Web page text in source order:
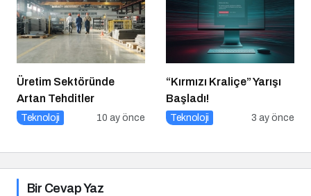
Üretim Sektöründe
Artan Tehditler
Teknoloji 10 ay önce
“Kırmızı Kraliçe” Yarışı
Başladı!
Teknoloji 3 ay önce
Bir Cevap Yaz